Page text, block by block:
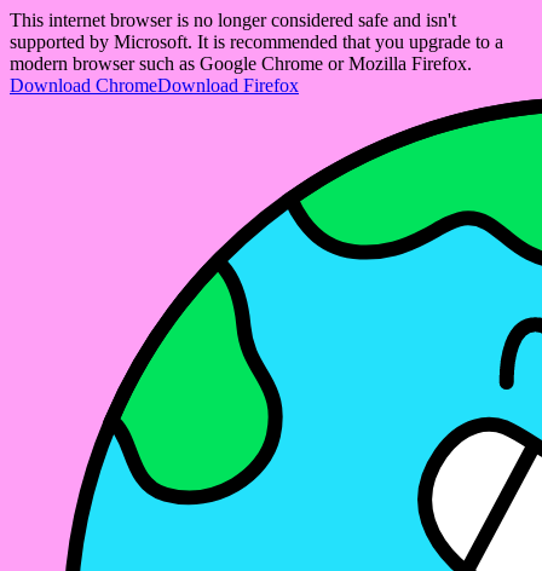
This internet browser is no longer considered safe and isn't
supported by Microsoft. It is recommended that you upgrade to a
modern browser such as Google Chrome or Mozilla Firefox.
Download ChromeDownload Firefox